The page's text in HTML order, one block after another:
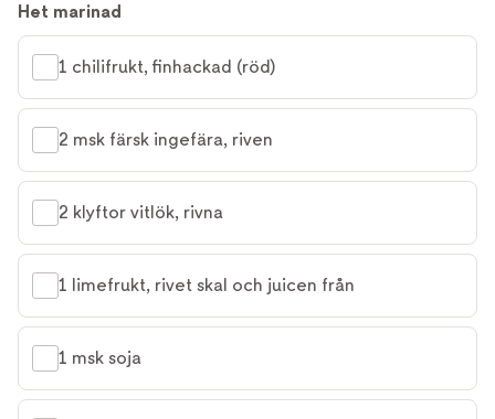
Het marinad
1 chilifrukt, finhackad (röd)
2 msk färsk ingefära, riven
2 klyftor vitlök, rivna
1 limefrukt, rivet skal och juicen från
1 msk soja